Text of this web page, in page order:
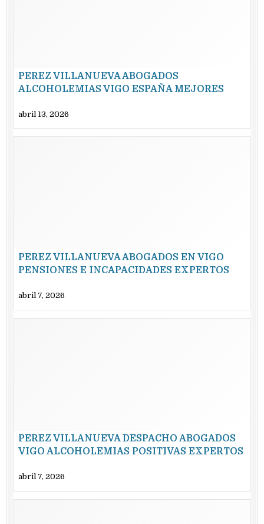
PEREZ VILLANUEVA ABOGADOS
ALCOHOLEMIAS VIGO ESPAÑA MEJORES
abril 13, 2026
PEREZ VILLANUEVA ABOGADOS EN VIGO
PENSIONES E INCAPACIDADES EXPERTOS
abril 7, 2026
PEREZ VILLANUEVA DESPACHO ABOGADOS
VIGO ALCOHOLEMIAS POSITIVAS EXPERTOS
abril 7, 2026